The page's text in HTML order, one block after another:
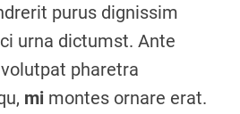
purus dignissim
urna dictumst. Ante
pharetra
mi montes ornare erat.